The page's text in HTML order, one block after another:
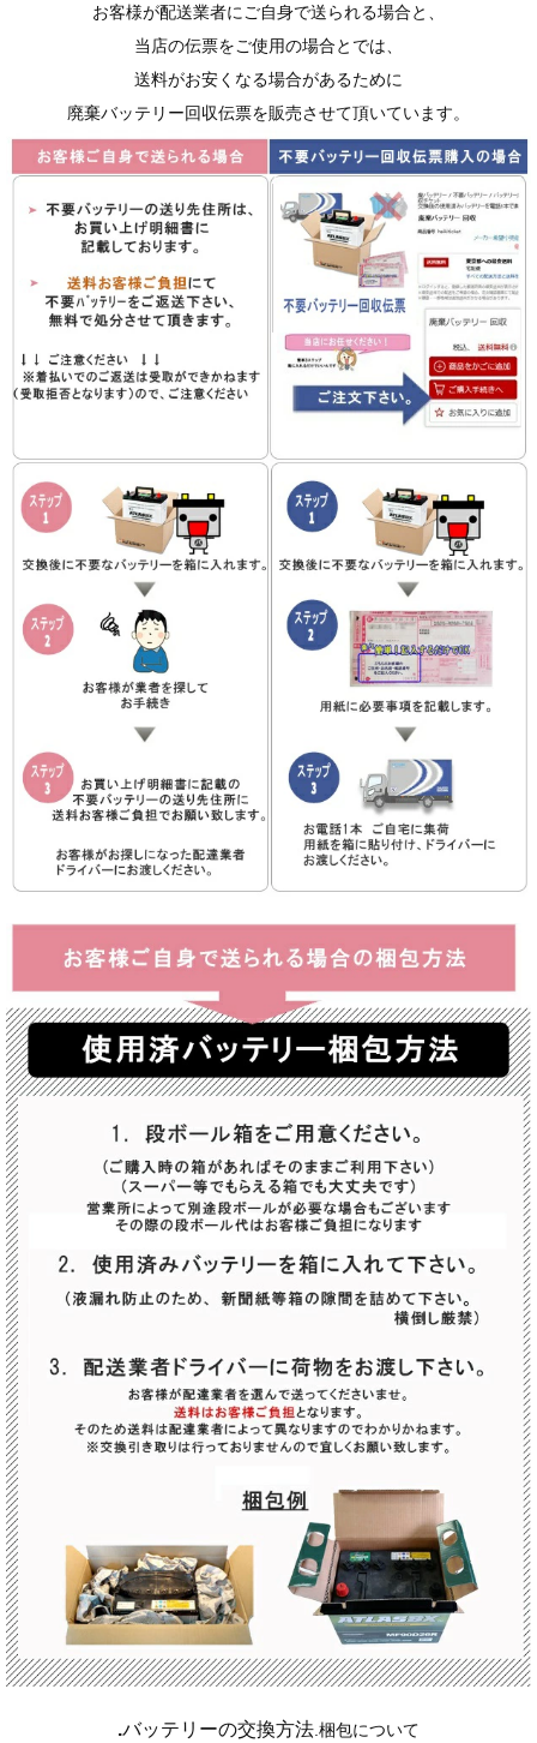
お客様が配送業者にご自身で送られる場合と、
当店の伝票をご使用の場合とでは、
送料がお安くなる場合があるために
廃棄バッテリー回収伝票を販売させて頂いています。
.バッテリーの交換方法 梱包について